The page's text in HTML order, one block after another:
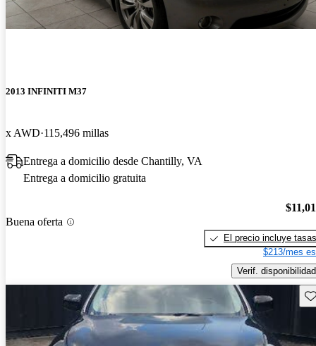
2013 INFINITI M37
x AWD 115,496 millas
Entrega a domicilio desde Chantilly, VA
Entrega a domicilio gratuita
Buena oferta
El precio incluye tasas
$213/mes
Verif. disponibilidad